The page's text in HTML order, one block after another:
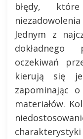
błędy,
Jednym z
oczekiwań
kierują się
zapominając
materiałów.